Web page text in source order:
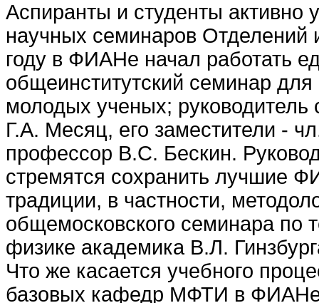
Аспиранты и студенты активно
научных семинаров Отделений
году в ФИАНе начал работать
общеинститутский семинар для
молодых ученых;
Г.А. Месяц, его заместители -
профессор В.С. Бескин.
стремятся сохранить лучшие
традиции, в частности,
общемосковского семинара по
физике академика В.Л.
Что же касается учебного
базовых кафедр МФТИ в